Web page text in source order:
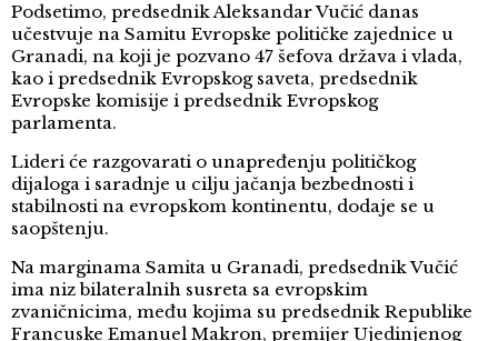
Podsetimo, predsednik Aleksandar Vučić danas
učestvuje na Samitu Evropske političke zajednice u
Granadi, na koji je pozvano 47 šefova država i vlada,
kao i predsednik Evropskog saveta, predsednik
Evropske komisije i predsednik Evropskog
parlamenta.
Lideri će razgovarati o unapređenju političkog
dijaloga i saradnje u cilju jačanja bezbednosti i
stabilnosti na evropskom kontinentu, dodaje se u
saopštenju.
Na marginama Samita u Granadi, predsednik Vučić
ima niz bilateralnih susreta sa evropskim
zvaničnicima, među kojima su predsednik Republike
Francuske Emanuel Makron, premijer Ujedinjenog